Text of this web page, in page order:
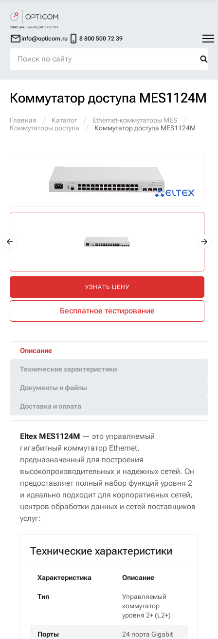
info@opticom.ru 8 800 500 72 39
Коммутатор доступа MES1124M
Главная Каталог
Ethernet-коммутаторы MES
Коммутаторы доступа
Коммутатор доступа MES1124M
УЗНАТЬ ЦЕНУ
Бесплатное тестирование
Описание
Технические характеристики
Документы и файлы
Доставка и оплата
Eltex MES1124M — это управляемый
гигабитный коммутатор Ethernet,
предназначенный для построения
высокопроизводительных и надежных сетей. Он
предоставляет полный набор функций уровня 2
и идеально подходит для корпоративных сетей,
центров обработки данных и сетей поставщиков
услуг:
Технические характеристики
Характеристика Описание
Тип
Управляемый
коммутатор
уровня 2+ (L2+)
Порты
24 порта Gigabit